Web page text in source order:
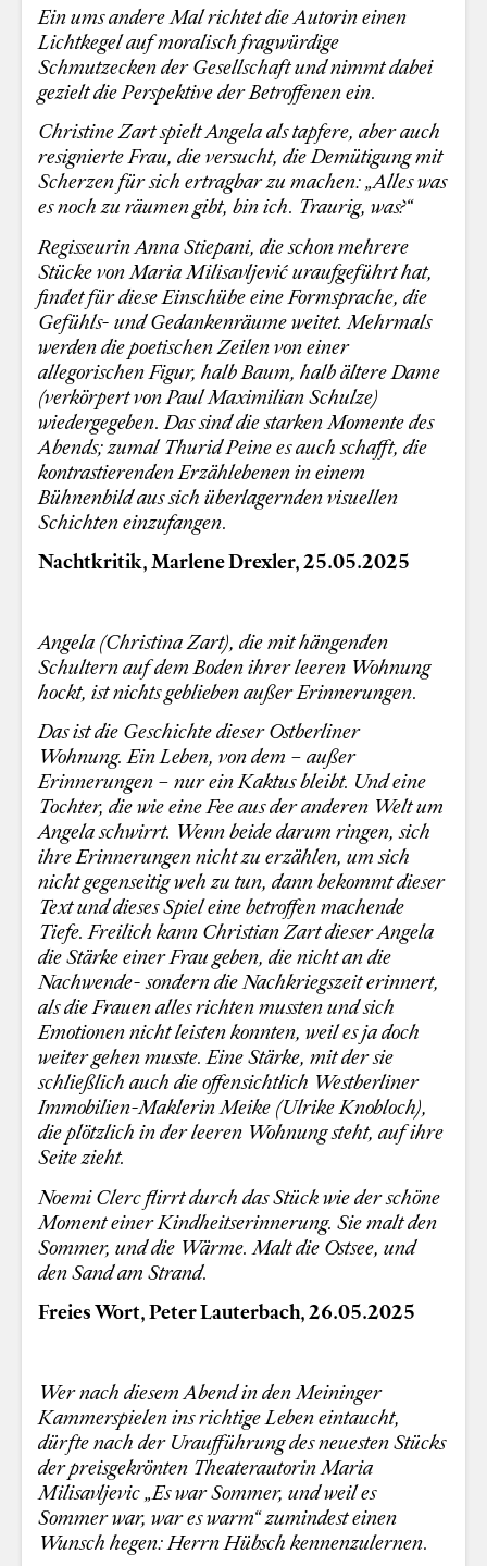
Ein ums andere Mal richtet die Autorin einen
Lichtkegel auf moralisch fragwürdige
Schmutzecken der Gesellschaft und nimmt dabei
gezielt die Perspektive der Betroffenen ein.
Christine Zart spielt Angela als tapfere, aber auch
resignierte Frau, die versucht, die Demütigung mit
Scherzen für sich ertragbar zu machen: „Alles was
es noch zu räumen gibt, bin ich. Traurig, was?“
Regisseurin Anna Stiepani, die schon mehrere
Stücke von Maria Milisavljević uraufgeführt hat,
findet für diese Einschübe eine Formsprache, die
Gefühls- und Gedankenräume weitet. Mehrmals
werden die poetischen Zeilen von einer
allegorischen Figur, halb Baum, halb ältere Dame
(verkörpert von Paul Maximilian Schulze)
wiedergegeben. Das sind die starken Momente des
Abends; zumal Thurid Peine es auch schafft, die
kontrastierenden Erzählebenen in einem
Bühnenbild aus sich überlagernden visuellen
Schichten einzufangen.
Nachtkritik, Marlene Drexler, 25.05.2025
Angela (Christina Zart), die mit hängenden
Schultern auf dem Boden ihrer leeren Wohnung
hockt, ist nichts geblieben außer Erinnerungen.
Das ist die Geschichte dieser Ostberliner
Wohnung. Ein Leben, von dem – außer
Erinnerungen – nur ein Kaktus bleibt. Und eine
Tochter, die wie eine Fee aus der anderen Welt um
Angela schwirrt. Wenn beide darum ringen, sich
ihre Erinnerungen nicht zu erzählen, um sich
nicht gegenseitig weh zu tun, dann bekommt dieser
Text und dieses Spiel eine betroffen machende
Tiefe. Freilich kann Christian Zart dieser Angela
die Stärke einer Frau geben, die nicht an die
Nachwende- sondern die Nachkriegszeit erinnert,
als die Frauen alles richten mussten und sich
Emotionen nicht leisten konnten, weil es ja doch
weiter gehen musste. Eine Stärke, mit der sie
schließlich auch die offensichtlich Westberliner
Immobilien-Maklerin Meike (Ulrike Knobloch),
die plötzlich in der leeren Wohnung steht, auf ihre
Seite zieht.
Noemi Clerc flirrt durch das Stück wie der schöne
Moment einer Kindheitserinnerung. Sie malt den
Sommer, und die Wärme. Malt die Ostsee, und
den Sand am Strand.
Freies Wort, Peter Lauterbach, 26.05.2025
Wer nach diesem Abend in den Meininger
Kammerspielen ins richtige Leben eintaucht,
dürfte nach der Uraufführung des neuesten Stücks
der preisgekrönten Theaterautorin Maria
Milisavljevic „Es war Sommer, und weil es
Sommer war, war es warm“ zumindest einen
Wunsch hegen: Herrn Hübsch kennenzulernen.